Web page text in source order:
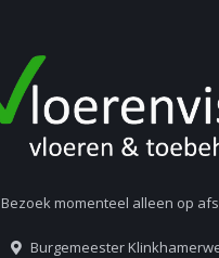
Bezoek momenteel alleen op
Burgemeester